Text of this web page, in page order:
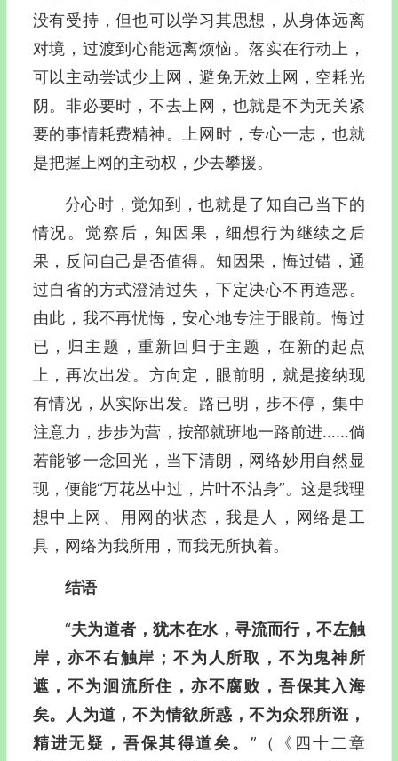
没有受持，但也可以学习其思想，从身体远离
对境，过渡到心能远离烦恼。落实在行动上，
可以主动尝试少上网，避免无效上网，空耗光
阴。非必要时，不去上网，也就是不为无关紧
要的事情耗费精神。上网时，专心一志，也就
是把握上网的主动权，少去攀援。
分心时，觉知到，也就是了知自己当下的
情况。觉察后，知因果，细想行为继续之后
果，反问自己是否值得。知因果，悔过错，通
过自省的方式澄清过失，下定决心不再造恶。
由此，我不再忧悔，安心地专注于眼前。悔过
已，归主题，重新回归于主题，在新的起点
上，再次出发。方向定，眼前明，就是接纳现
有情况，从实际出发。路已明，步不停，集中
注意力，步步为营，按部就班地一路前进……倘
若能够一念回光，当下清朗，网络妙用自然显
现，便能“万花丛中过，片叶不沾身”。这是我理
想中上网、用网的状态，我是人，网络是工
具，网络为我所用，而我无所执着。
结语
“夫为道者，犹木在水，寻流而行，不左触
岸，亦不右触岸；不为人所取，不为鬼神所
遮，不为洄流所住，亦不腐败，吾保其入海
矣。人为道，不为情欲所惑，不为众邪所诳，
精进无疑，吾保其得道矣。 ” （《四十二章